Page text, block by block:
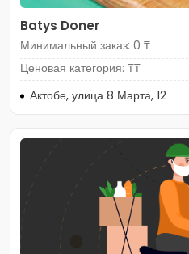
Batys Doner
Минимальный заказ: 0 ₸
Ценовая категория: ₸₸
Актобе, улица 8 Марта, 12